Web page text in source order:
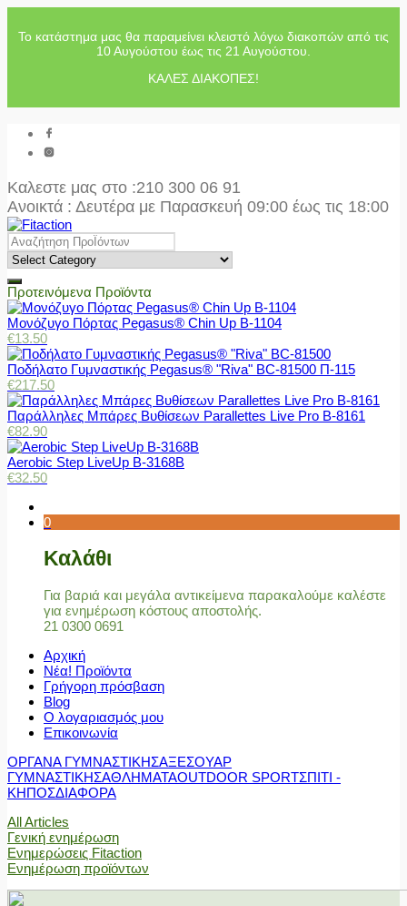
Το κατάστημα μας θα παραμείνει κλειστό λόγω διακοπών από τις
10 Αυγούστου έως τις 21 Αυγούστου.
ΚΑΛΕΣ ΔΙΑΚΟΠΕΣ!
Καλεστε μας στο :210 300 06 91
Ανοικτά : Δευτέρα με Παρασκευή 09:00 έως τις 18:00
Προτεινόμενα Προϊόντα
Μονόζυγο Πόρτας Pegasus® Chin Up Β-1104
€13.50
Ποδήλατο Γυμναστικής Pegasus® "Riva" BC-81500 Π-115
€217.50
Παράλληλες Μπάρες Βυθίσεων Parallettes Live Pro Β-8161
€82.90
Aerobic Step LiveUp B-3168B
€32.50
0
Καλάθι
Για βαριά και μεγάλα αντικείμενα παρακαλούμε καλέστε
για ενημέρωση κόστους αποστολής.
21 0300 0691
Αρχική
Νέα! Προϊόντα
Γρήγορη πρόσβαση
Blog
Ο λογαριασμός μου
Επικοινωνία
ΟΡΓΑΝΑ ΓΥΜΝΑΣΤΙΚΗΣΑΞΕΣΟΥΑΡ
ΓΥΜΝΑΣΤΙΚΗΣΑΘΛΗΜΑΤΑOUTDOOR SPORTΣΠΙΤΙ -
ΚΗΠΟΣΔΙΑΦΟΡΑ
All Articles
Γενική ενημέρωση
Ενημερώσεις Fitaction
Ενημέρωση προϊόντων